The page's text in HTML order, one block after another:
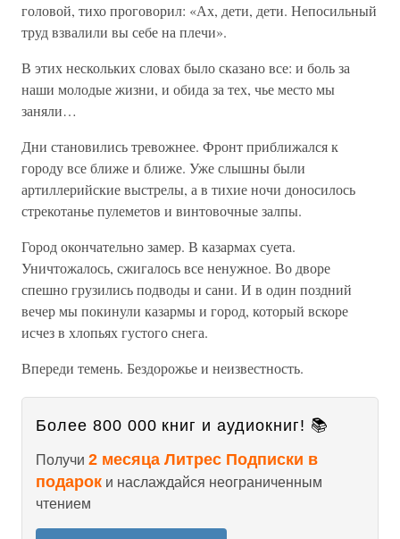
головой, тихо проговорил: «Ах, дети, дети. Непосильный
труд взвалили вы себе на плечи».
В этих нескольких словах было сказано все: и боль за
наши молодые жизни, и обида за тех, чье место мы
заняли…
Дни становились тревожнее. Фронт приближался к
городу все ближе и ближе. Уже слышны были
артиллерийские выстрелы, а в тихие ночи доносилось
стрекотанье пулеметов и винтовочные залпы.
Город окончательно замер. В казармах суета.
Уничтожалось, сжигалось все ненужное. Во дворе
спешно грузились подводы и сани. И в один поздний
вечер мы покинули казармы и город, который вскоре
исчез в хлопьях густого снега.
Впереди темень. Бездорожье и неизвестность.
Более 800 000 книг и аудиокниг! 📚
Получи 2 месяца Литрес Подписки в
подарок и наслаждайся неограниченным
чтением